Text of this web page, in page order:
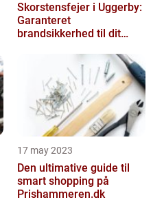
Skorstensfejer i Uggerby:
Garanteret
brandsikkerhed til dit
17 may 2023
Den ultimative guide til
smart shopping på
Prishammeren.dk